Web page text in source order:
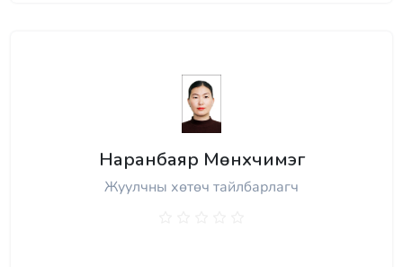
Наранбаяр Мөнхчимэг
Жуулчны хөтөч тайлбарлагч